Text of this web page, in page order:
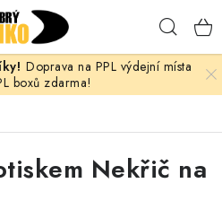
Doprava na PPL výdejní místa
boxů zdarma!
Nekřič na